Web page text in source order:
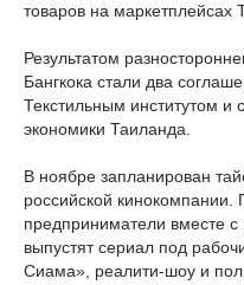
товаров на маркетплейсах
Результатом
Бангкока стали два
Текстильным институтом и
экономики Таиланда.
В ноябре запланирован
российской кинокомпании.
предприниматели вместе
выпустят сериал под
Сиама», реалити-шоу и